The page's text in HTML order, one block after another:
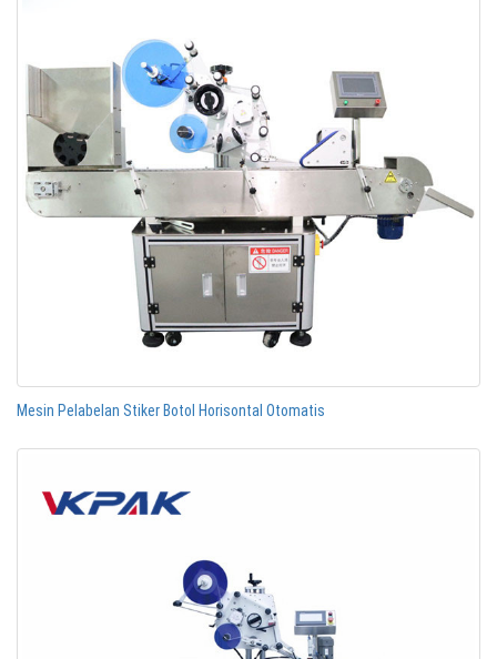
Mesin Pelabelan Stiker Botol Horisontal Otomatis